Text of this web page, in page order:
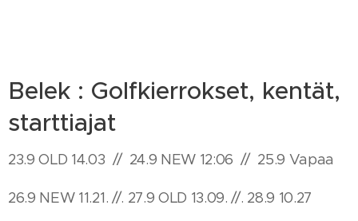
Belek : Golfkierrokset, kentät,
starttiajat
23.9 OLD 14.03 // 24.9 NEW 12:06 // 25.9 Vapaa
26.9 NEW 11.21. //. 27.9 OLD 13.09. //. 28.9 10.27